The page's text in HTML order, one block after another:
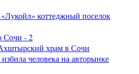
коттеджный поселок
Сочи - 2
храм в Сочи
человека на авторынке